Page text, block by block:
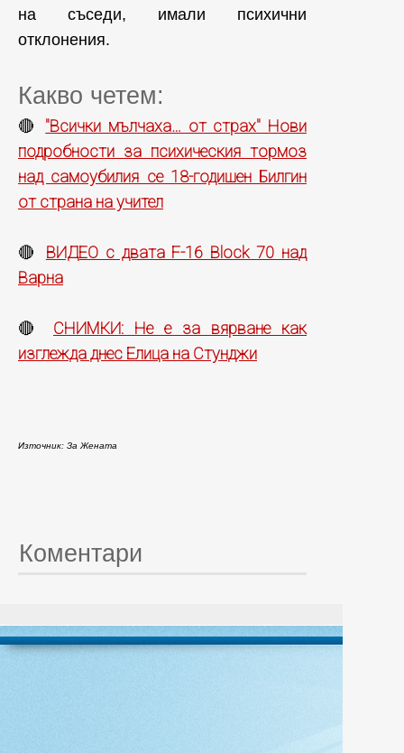
на съседи, имали психични
отклонения.
Какво четем:
🔴 "Всички мълчаха… от страх" Нови
подробности за психическия тормоз
над самоубилия се 18-годишен Билгин
от страна на учител
🔴 ВИДЕО с двата F-16 Block 70 над
Варна
🔴 СНИМКИ: Не е за вярване как
изглежда днес Елица на Стунджи
Източник: За Жената
Коментари